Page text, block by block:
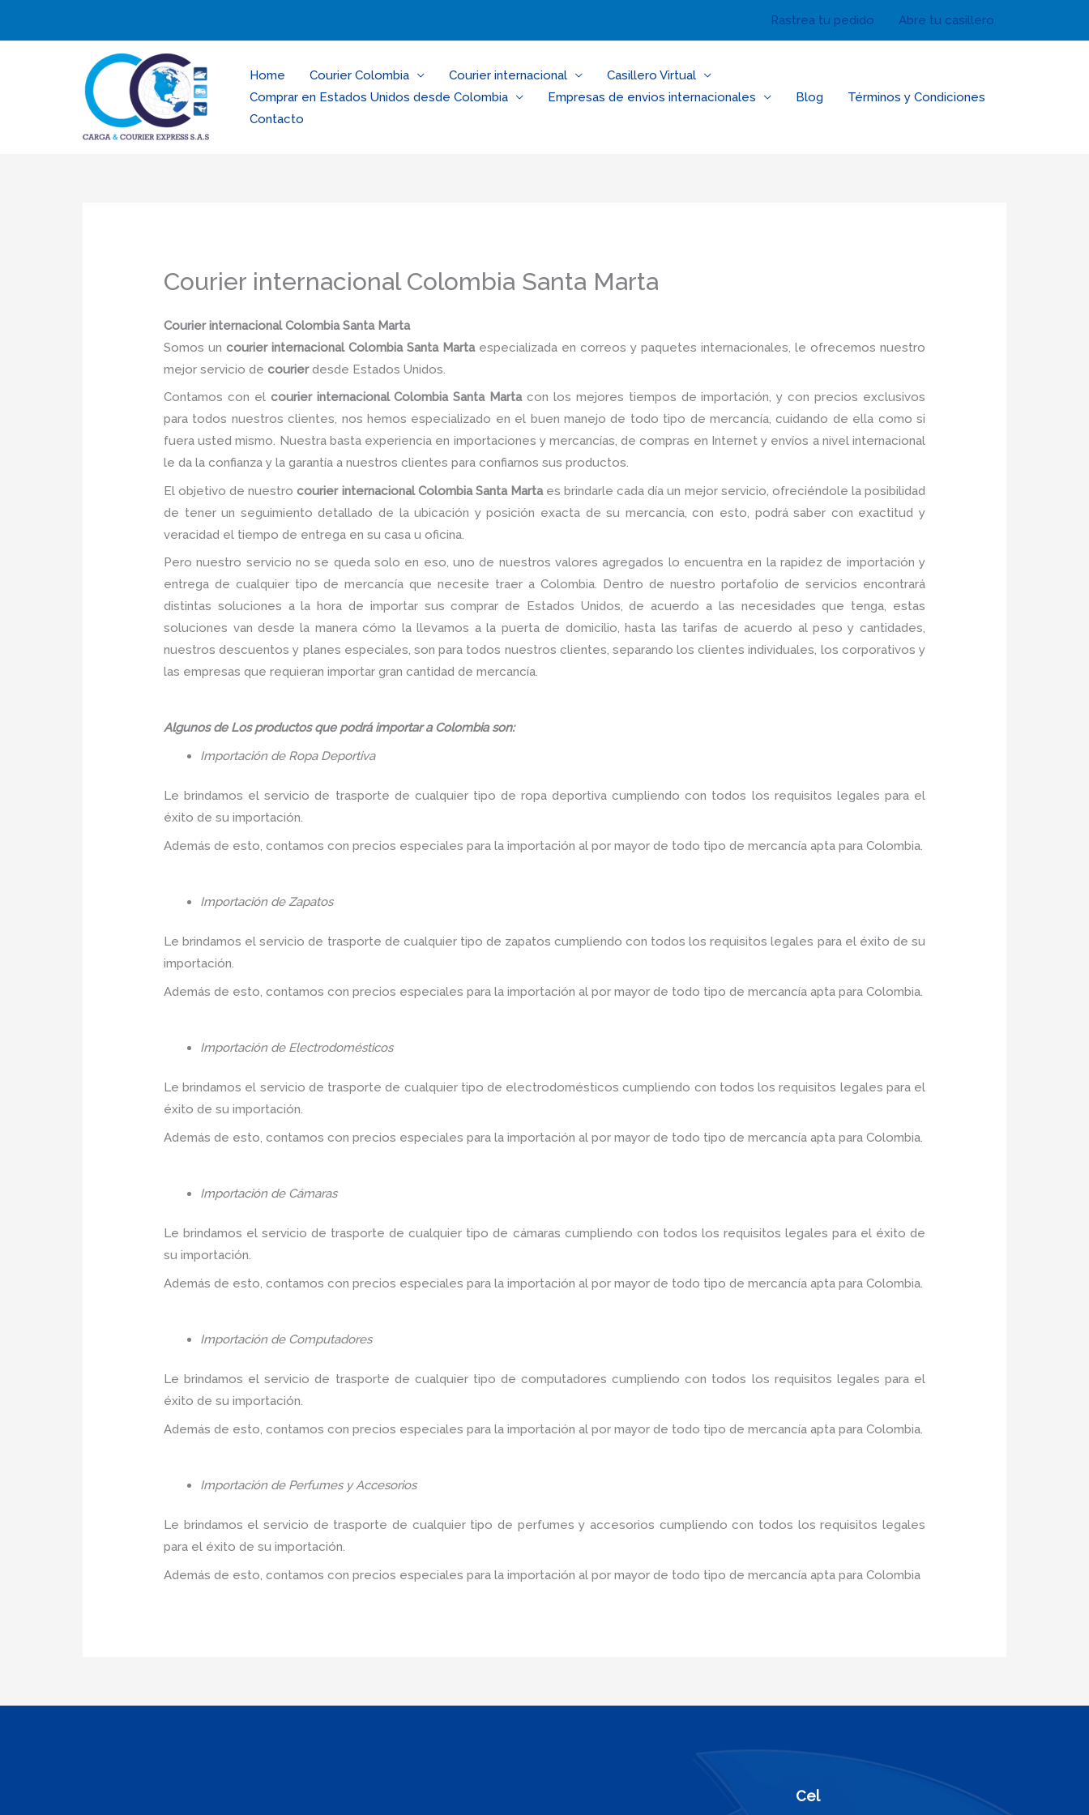
Rastrea tu pedido Abre tu casillero
Home Courier Colombia Courier internacional
Casillero Virtual
Comprar en Estados Unidos desde Colombia
Empresas de envios internacionales Blog
Términos y Condiciones
Contacto
Courier internacional Colombia Santa Marta
Courier internacional Colombia Santa Marta
Somos uncourier internacional Colombia Santa Martaespecializada en correos y paquetes internacionales, le ofrecemos nuestro
mejor servicio de courierdesde Estados Unidos.
Contamos con el courier internacional Colombia Santa Martacon los mejores tiempos de importación, y con precios exclusivos
para todos nuestros clientes, nos hemos especializado en el buen manejo de todo tipo de mercancía, cuidando de ella como si
fuera usted mismo. Nuestra basta experiencia en importaciones y mercancías, de compras en Internet y envíos a nivel internacional
le da la confianza y la garantía a nuestros clientes para confiarnos sus productos.
El objetivo de nuestrocourier internacional Colombia Santa Martaes brindarle cada día un mejor servicio, ofreciéndole la posibilidad
de tener un seguimiento detallado de la ubicación y posición exacta de su mercancía, con esto, podrá saber con exactitud y
veracidad el tiempo de entrega en su casa u oficina.
Pero nuestro servicio no se queda solo en eso, uno de nuestros valores agregados lo encuentra en la rapidez de importación y
entrega de cualquier tipo de mercancía que necesite traer a Colombia. Dentro de nuestro portafolio de servicios encontrará
distintas soluciones a la hora de importar sus comprar de Estados Unidos, de acuerdo a las necesidades que tenga, estas
soluciones van desde la manera cómo la llevamos a la puerta de domicilio, hasta las tarifas de acuerdo al peso y cantidades,
nuestros descuentos y planes especiales, son para todos nuestros clientes, separando los clientes individuales, los corporativos y
las empresas que requieran importar gran cantidad de mercancía.
Algunos de Los productos que podrá importar a Colombia son:
Importación de Ropa Deportiva
Le brindamos el servicio de trasporte de cualquier tipo de ropa deportiva cumpliendo con todos los requisitos legales para el
éxito de su importación.
Además de esto, contamos con precios especiales para la importación al por mayor de todo tipo de mercancía apta para Colombia.
Importación de Zapatos
Le brindamos el servicio de trasporte de cualquier tipo de zapatos cumpliendo con todos los requisitos legales para el éxito de su
importación.
Además de esto, contamos con precios especiales para la importación al por mayor de todo tipo de mercancía apta para Colombia.
Importación de Electrodomésticos
Le brindamos el servicio de trasporte de cualquier tipo de electrodomésticos cumpliendo con todos los requisitos legales para el
éxito de su importación.
Además de esto, contamos con precios especiales para la importación al por mayor de todo tipo de mercancía apta para Colombia.
Importación de Cámaras
Le brindamos el servicio de trasporte de cualquier tipo de cámaras cumpliendo con todos los requisitos legales para el éxito de
su importación.
Además de esto, contamos con precios especiales para la importación al por mayor de todo tipo de mercancía apta para Colombia.
Importación de Computadores
Le brindamos el servicio de trasporte de cualquier tipo de computadores cumpliendo con todos los requisitos legales para el
éxito de su importación.
Además de esto, contamos con precios especiales para la importación al por mayor de todo tipo de mercancía apta para Colombia.
Importación de Perfumes y Accesorios
Le brindamos el servicio de trasporte de cualquier tipo de perfumes y accesorios cumpliendo con todos los requisitos legales
para el éxito de su importación.
Además de esto, contamos con precios especiales para la importación al por mayor de todo tipo de mercancía apta para Colombia
Cel